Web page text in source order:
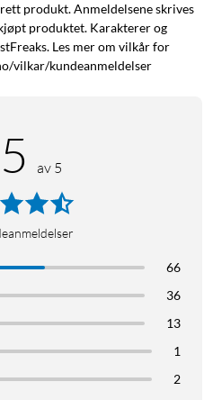
timer med styreplaten
mm
produkt. Anmeldelsene skrives
produktet. Karakterer og
Les mer om vilkår for
vilkar/kundeanmeldelser
av 5
66
36
13
1
2